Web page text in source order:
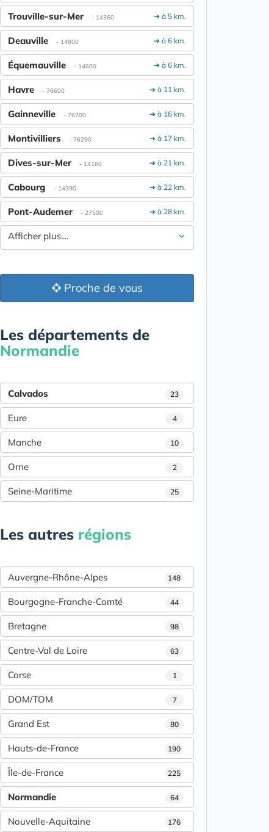
➔ à 5 km.
Trouville-sur-Mer - 14360
➔ à 6 km.
Deauville - 14800
➔ à 6 km.
Équemauville - 14600
➔ à 11 km.
Havre - 76600
➔ à 16 km.
Gainneville - 76700
➔ à 17 km.
Montivilliers - 76290
➔ à 21 km.
Dives-sur-Mer - 14160
➔ à 22 km.
Cabourg - 14390
➔ à 28 km.
Pont-Audemer - 27500
Afficher plus....
Proche de vous
Les départements de
Normandie
Calvados 23
Eure 4
Manche 10
Orne 2
Seine-Maritime 25
Les autres régions
Auvergne-Rhône-Alpes 148
Bourgogne-Franche-Comté 44
Bretagne 98
Centre-Val de Loire 63
Corse 1
DOM/TOM 7
Grand Est 80
Hauts-de-France 190
Île-de-France 225
Normandie 64
Nouvelle-Aquitaine 176